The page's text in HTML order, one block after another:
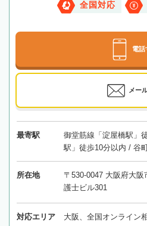
全国対応
電話
メー
最寄駅
御堂筋線「淀屋橋駅」
駅」徒歩10分以内 / 谷
所在地
〒530-0047 大阪府大
護士ビル301
対応エリア 大阪、全国オンライン